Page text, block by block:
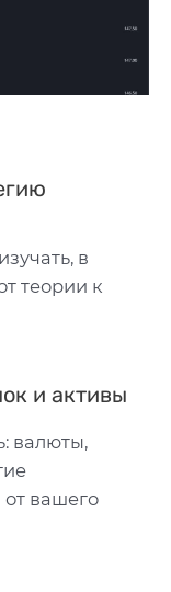
в
теории к
и активы
валюты,
вашего